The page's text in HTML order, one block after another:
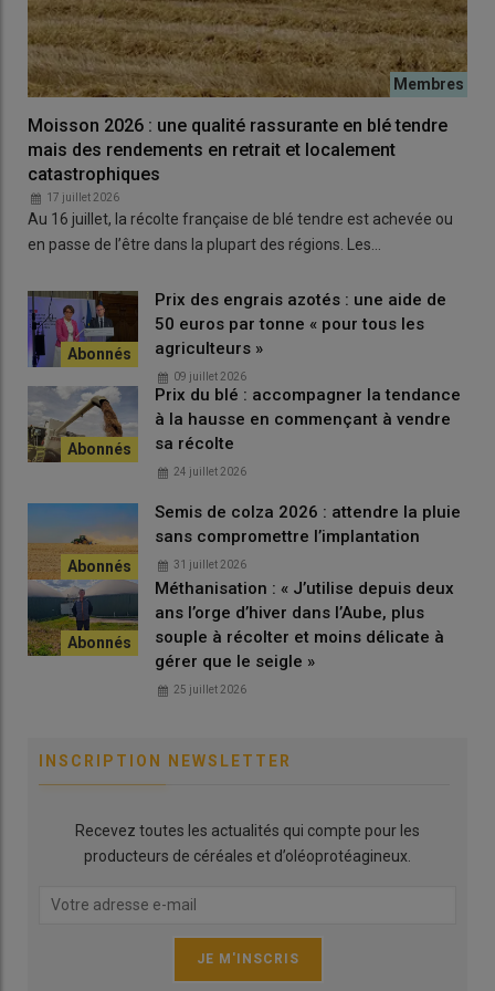
plante puiser dans ses réserves ». Les produits à base de
rimsulfuron ou de nicosulfuron en traitements fractionnés
montrent des efficacités correctes. La tembotrione a
également une action contre cette graminée
. Le produit
Duo System résistante au cycloxydime.
Entournesol, des antigraminées foliaires (Étamine, Fusilade
Max, Stratos Ultra, Targa Max…) montrent des spectres
d’efficacité intégrant lesorgho d’Alep . Contre ce type de
graminées vivaces, il faut en augmenter la dose dans les
n’existe pas de solution de lutte chimique. Cette culture est
donc à éviter dans les parcelles fortement infestées en sorgho
d’Alep.
Témoignage |Tournesol : combiner désherbage
mécanique et désherbage chimique pour une
meilleure efficacité
En interculture, l’utilisation de
permet de limiter
l’extension de cette espèce à caractère invasif.
Moisson 2026 : une qualité rassurante en blé tendre
mais des rendements en retrait et localement
catastrophiques
17 juillet 2026
Au 16 juillet, la récolte française de blé tendre est achevée ou
en passe de l’être dans la plupart des régions. Les…
Prix des engrais azotés : une aide de
50 euros par tonne « pour tous les
agriculteurs »
09 juillet 2026
Prix du blé : accompagner la tendance
à la hausse en commençant à vendre
sa récolte
24 juillet 2026
Semis de colza 2026 : attendre la pluie
sans compromettre l’implantation
31 juillet 2026
Méthanisation : « J’utilise depuis deux
ans l’orge d’hiver dans l’Aube, plus
souple à récolter et moins délicate à
gérer que le seigle »
25 juillet 2026
INSCRIPTION NEWSLETTER
Recevez toutes les actualités qui compte pour les
producteurs de céréales et d’oléoprotéagineux.